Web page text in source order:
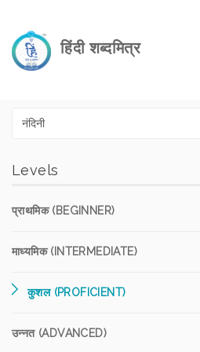
हिंदी शब्दमित्र
Levels
प्राथमिक (BEGINNER)
माध्यमिक (INTERMEDIATE)
कुशल (PROFICIENT)
उन्नत (ADVANCED)